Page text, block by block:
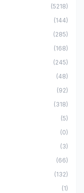
(5218)
(144)
(285)
(168)
(245)
(48)
(92)
(318)
(5)
(0)
(3)
(66)
(132)
(1)